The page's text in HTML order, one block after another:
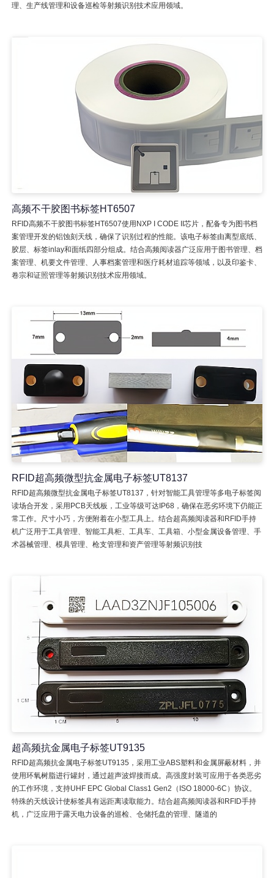
理、生产线管理和设备巡检等射频识别技术应用领域。
高频不干胶图书标签HT6507
RFID高频不干胶图书标签HT6507使用NXP I CODE II芯片，配备专为图书档
案管理开发的铝蚀刻天线，确保了识别过程的性能。该电子标签由离型底纸、
胶层、标签inlay和面纸四部分组成。结合高频阅读器广泛应用于图书管理、档
案管理、机要文件管理、人事档案管理和医疗耗材追踪等领域，以及印鉴卡、
卷宗和证照管理等射频识别技术应用领域。
RFID超高频微型抗金属电子标签UT8137
RFID超高频微型抗金属电子标签UT8137，针对智能工具管理等多电子标签阅
读场合开发，采用PCB天线板，工业等级可达IP68，确保在恶劣环境下仍能正
常工作。尺寸小巧，方便附着在小型工具上。结合超高频阅读器和RFID手持
机广泛用于工具管理、智能工具柜、工具车、工具箱、小型金属设备管理、手
术器械管理、模具管理、枪支管理和资产管理等射频识别技
超高频抗金属电子标签UT9135
RFID超高频抗金属电子标签UT9135，采用工业ABS塑料和金属屏蔽材料，并
使用环氧树脂进行罐封，通过超声波焊接而成。高强度封装可应用于各类恶劣
的工作环境，支持UHF EPC Global Class1 Gen2（ISO 18000-6C）协议。
特殊的天线设计使标签具有远距离读取能力。结合超高频阅读器和RFID手持
机，广泛应用于露天电力设备的巡检、仓储托盘的管理、隧道的